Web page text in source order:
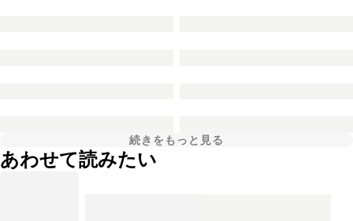
続きをもっと見る
あわせて読みたい